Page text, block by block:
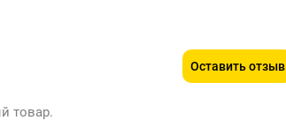
Оставить отзыв
товар.